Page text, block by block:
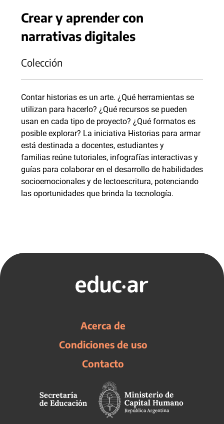
Crear y aprender con
narrativas digitales
Colección
Contar historias es un arte. ¿Qué herramientas se
utilizan para hacerlo? ¿Qué recursos se pueden
usan en cada tipo de proyecto? ¿Qué formatos es
posible explorar? La iniciativa Historias para armar
está destinada a docentes, estudiantes y
familias reúne tutoriales, infografías interactivas y
guías para colaborar en el desarrollo de habilidades
socioemocionales y de lectoescritura, potenciando
las oportunidades que brinda la tecnología.
Acerca de
Condiciones de uso
Contacto